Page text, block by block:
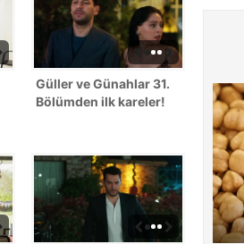
Güller ve Günahlar 31.
Bölümden ilk kareler!